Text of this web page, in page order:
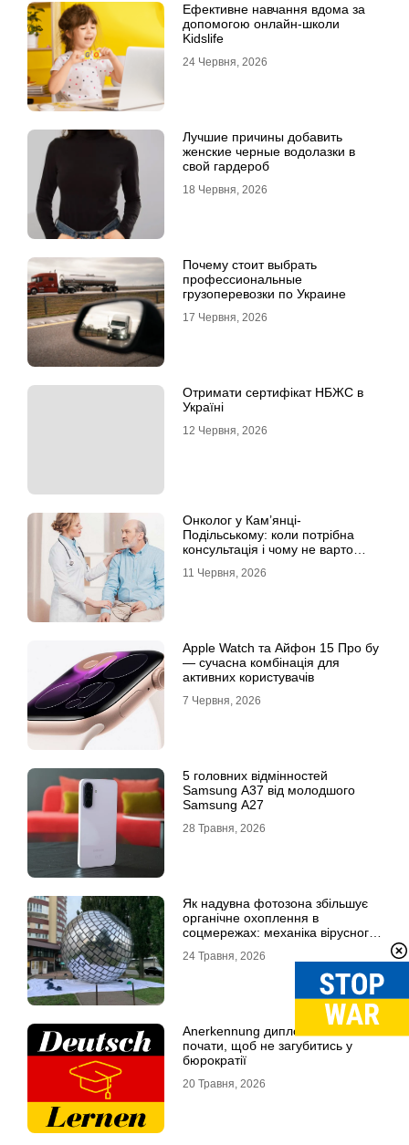
Ефективне навчання вдома за
допомогою онлайн-школи
Kidslife
24 Червня, 2026
Лучшие причины добавить
женские черные водолазки в
свой гардероб
18 Червня, 2026
Почему стоит выбрать
профессиональные
грузоперевозки по Украине
17 Червня, 2026
Отримати сертифікат НБЖС в
Україні
12 Червня, 2026
Онколог у Кам’янці-
Подільському: коли потрібна
консультація і чому не варто
11 Червня, 2026
Apple Watch та Айфон 15 Про бу
— сучасна комбінація для
активних користувачів
7 Червня, 2026
5 головних відмінностей
Samsung A37 від молодшого
Samsung A27
28 Травня, 2026
Як надувна фотозона збільшує
органічне охоплення в
соцмережах: механіка вірусного
24 Травня, 2026
Anerkennung диплома: з чого
почати, щоб не загубитись у
бюрократії
20 Травня, 2026